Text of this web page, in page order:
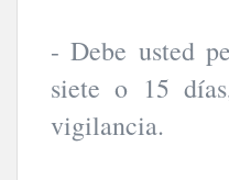
- Debe usted
siete o 15
vigilancia.